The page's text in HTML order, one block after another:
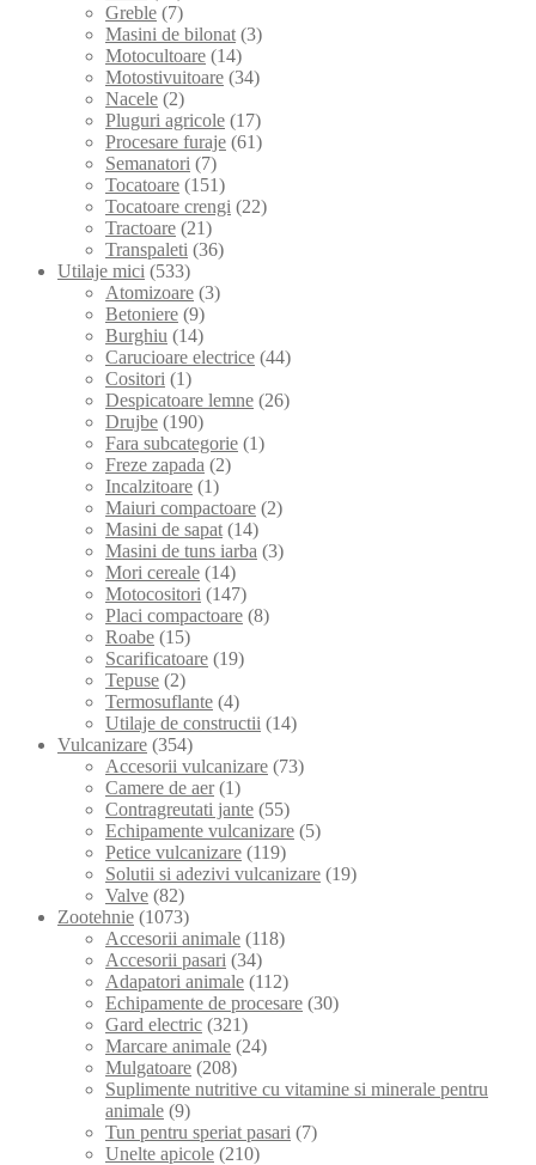
Greble (7)
Masini de bilonat (3)
Motocultoare (14)
Motostivuitoare (34)
Nacele (2)
Pluguri agricole (17)
Procesare furaje (61)
Semanatori (7)
Tocatoare (151)
Tocatoare crengi (22)
Tractoare (21)
Transpaleti (36)
Utilaje mici (533)
Atomizoare (3)
Betoniere (9)
Burghiu (14)
Carucioare electrice (44)
Cositori (1)
Despicatoare lemne (26)
Drujbe (190)
Fara subcategorie (1)
Freze zapada (2)
Incalzitoare (1)
Maiuri compactoare (2)
Masini de sapat (14)
Masini de tuns iarba (3)
Mori cereale (14)
Motocositori (147)
Placi compactoare (8)
Roabe (15)
Scarificatoare (19)
Tepuse (2)
Termosuflante (4)
Utilaje de constructii (14)
Vulcanizare (354)
Accesorii vulcanizare (73)
Camere de aer (1)
Contragreutati jante (55)
Echipamente vulcanizare (5)
Petice vulcanizare (119)
Solutii si adezivi vulcanizare (19)
Valve (82)
Zootehnie (1073)
Accesorii animale (118)
Accesorii pasari (34)
Adapatori animale (112)
Echipamente de procesare (30)
Gard electric (321)
Marcare animale (24)
Mulgatoare (208)
Suplimente nutritive cu vitamine si minerale pentru
animale (9)
Tun pentru speriat pasari (7)
Unelte apicole (210)